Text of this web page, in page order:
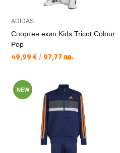
ADIDAS
Спортен екип Kids Tricot Colour
Pop
Текуща цена:
49,99 € / 97,77 лв.
NEW